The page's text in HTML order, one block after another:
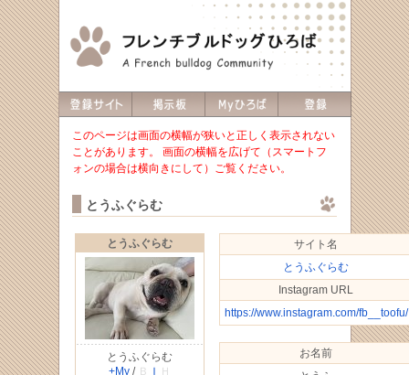
このページは画面の横幅が狭いと正しく表示されない
ことがあります。 画面の横幅を広げて（スマートフ
ォンの場合は横向きにして）ご覧ください。
とうふぐらむ
とうふぐらむ
とうふぐらむ
+My/ Ｂ Ｉ Ｈ
サイト名
とうふぐらむ
Instagram URL
https://www.instagram.com/fb__toofu/
お名前